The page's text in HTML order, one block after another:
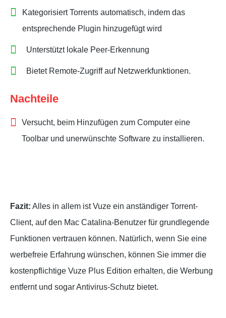
Kategorisiert Torrents automatisch, indem das
entsprechende Plugin hinzugefügt wird
Unterstützt lokale Peer-Erkennung
Bietet Remote-Zugriff auf Netzwerkfunktionen.
Nachteile
Versucht, beim Hinzufügen zum Computer eine
Toolbar und unerwünschte Software zu installieren.
Fazit: Alles in allem ist Vuze ein anständiger Torrent-
Client, auf den Mac Catalina-Benutzer für grundlegende
Funktionen vertrauen können. Natürlich, wenn Sie eine
werbefreie Erfahrung wünschen, können Sie immer die
kostenpflichtige Vuze Plus Edition erhalten, die Werbung
entfernt und sogar Antivirus-Schutz bietet.